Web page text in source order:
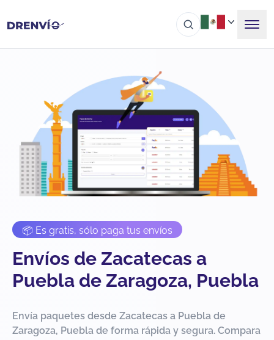
📦 Es gratis, sólo paga tus envíos
Envíos de Zacatecas a
Puebla de Zaragoza, Puebla
Envía paquetes desde Zacatecas a Puebla de
Zaragoza, Puebla de forma rápida y segura. Compara